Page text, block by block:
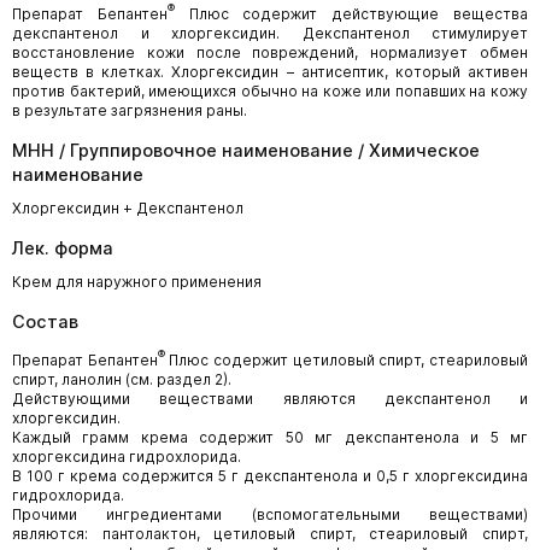
Препарат Бепантен®Плюс содержит действующие вещества
декспантенол и хлоргексидин. Декспантенол стимулирует
восстановление кожи после повреждений, нормализует обмен
веществ в клетках. Хлоргексидин – антисептик, который активен
против бактерий, имеющихся обычно на коже или попавших на кожу
в результате загрязнения раны.
МНН / Группировочное наименование / Химическое
наименование
Хлоргексидин + Декспантенол
Лек. форма
Крем для наружного применения
Состав
Препарат Бепантен®Плюс содержит цетиловый спирт, стеариловый
спирт, ланолин (см. раздел 2).
Действующими веществами являются декспантенол и
хлоргексидин.
Каждый грамм крема содержит 50 мг декспантенола и 5 мг
хлоргексидина гидрохлорида.
В 100 г крема содержится 5 г декспантенола и 0,5 г хлоргексидина
гидрохлорида.
Прочими ингредиентами (вспомогательными веществами)
являются: пантолактон, цетиловый спирт, стеариловый спирт,